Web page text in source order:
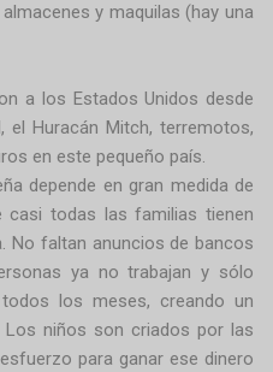
y maquilas (hay una
a los Estados Unidos desde
el Huracán Mitch, terremotos,
en este pequeño país.
depende en gran medida de
casi todas las familias tienen
No faltan anuncios de bancos
ya no trabajan y sólo
los meses, creando un
niños son criados por las
para ganar ese dinero